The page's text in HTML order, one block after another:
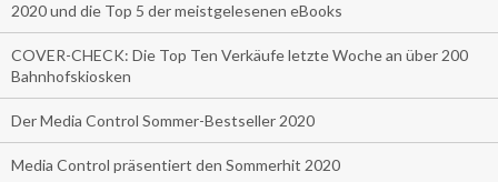
2020 und die Top 5 der meistgelesenen eBooks
COVER-CHECK: Die Top Ten Verkäufe letzte Woche an über 200
Bahnhofskiosken
Der Media Control Sommer-Bestseller 2020
Media Control präsentiert den Sommerhit 2020